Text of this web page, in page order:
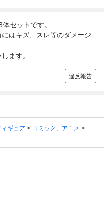
セットです。
はキズ、スレ等のダメージ
ます。
違反報告
ィギュア
コミック、アニメ